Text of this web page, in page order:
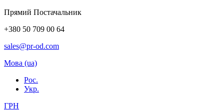
Прямий Постачальник
+380 50 709 00 64
sales@pr-od.com
Мова (ua)
Рос.
Укр.
ГРН